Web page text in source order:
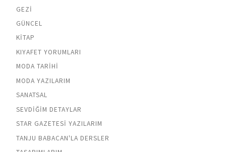
GEZI
GÜNCEL
KITAP
KIYAFET YORUMLARI
MODA TARIHI
MODA YAZILARIM
SANATSAL
SEVDIĞIM DETAYLAR
STAR GAZETESI YAZILARIM
TANJU BABACAN'LA DERSLER